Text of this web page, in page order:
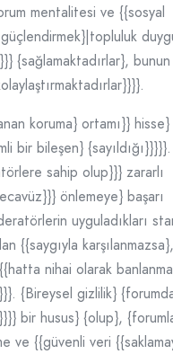
mentalitesi ve {{sosyal
güçlendirmek}|topluluk
{sağlamaktadırlar},
koruma} ortamı}} hisse}
bir bileşen}
sahip olup}}} zararlı
önlemeye} başarı
uyguladıkları
{{saygıyla
nihai olarak
{Bireysel gizlilik}
bir husus} {olup},
ve {{güvenli veri